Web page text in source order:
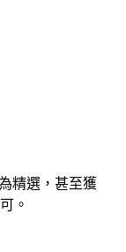
精選，甚至獲
。